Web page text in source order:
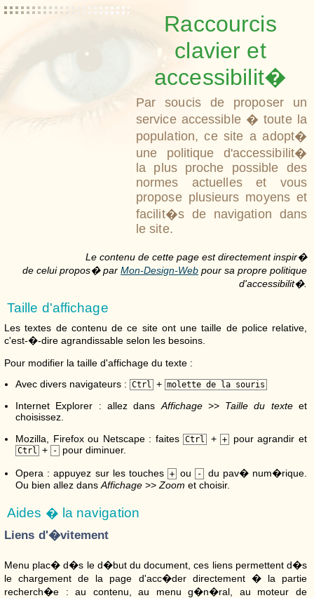
Raccourcis
clavier et
accessibilit�
Par soucis de proposer un
service accessible � toute la
population, ce site a adopt�
une politique d'accessibilit�
la plus proche possible des
normes actuelles et vous
propose plusieurs moyens et
facilit�s de navigation dans
le site.
Le contenu de cette page est directement inspir�
de celui propos� par Mon-Design-Web pour sa propre politique
d'accessibilit�.
Taille d'affichage
Les textes de contenu de ce site ont une taille de police relative,
c'est-�-dire agrandissable selon les besoins.
Pour modifier la taille d'affichage du texte :
Avec divers navigateurs : Ctrl + molette de la souris
Internet Explorer : allez dans Affichage>> Taille du texteet
choisissez.
Mozilla, Firefox ou Netscape : faites Ctrl + + pour agrandir et
Ctrl + - pour diminuer.
Opera : appuyez sur les touches + ou -
du pav� num�rique.
Ou bien allez dans Affichage >> Zoom et choisir.
Aides � la navigation
Liens d'�vitement
Menu plac� d�s le d�but du document, ces liens permettent d�s
le chargement de la page d'acc�der directement � la partie
recherch�e : au contenu, au menu g�n�ral, au moteur de